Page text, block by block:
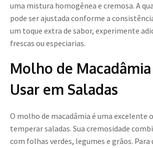
uma mistura homogênea e cremosa. A
pode ser ajustada conforme a
um toque extra de sabor, experimente
frescas ou especiarias.
Molho de
Usar em Saladas
O molho de macadâmia é uma excelente
temperar saladas. Sua cremosidade
com folhas verdes, legumes e grãos. Para